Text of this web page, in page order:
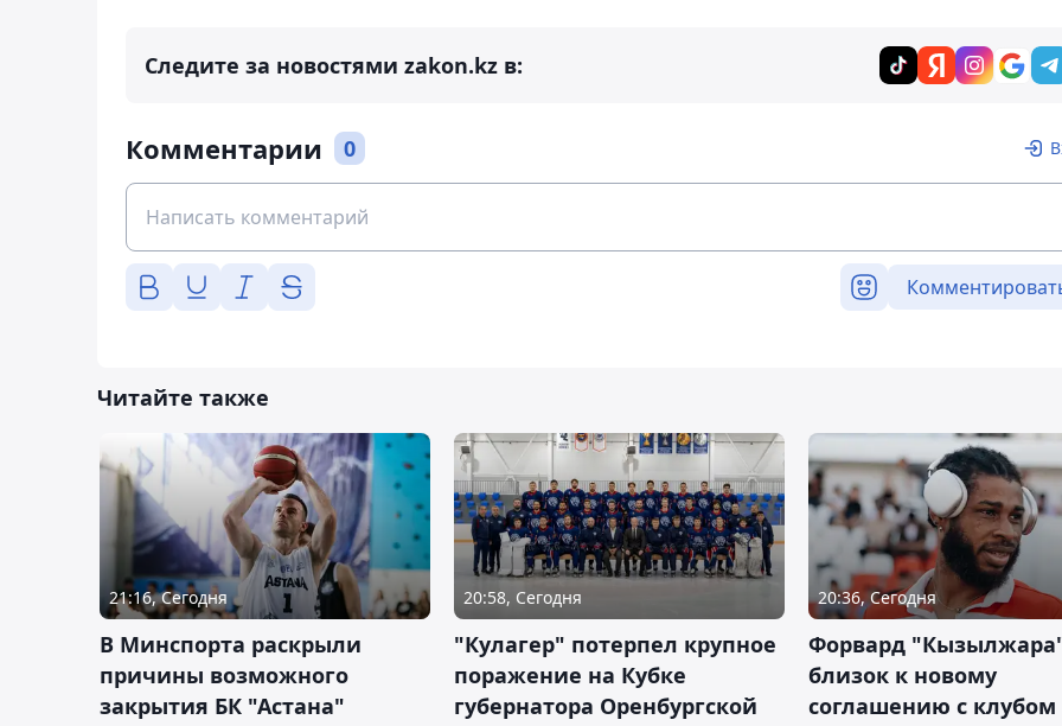
Следите за новостями zakon.kz в:
Комментарии 0
Читайте также
21:16, Сегодня
В Минспорта раскрыли
причины возможного
закрытия БК "Астана"
20:58, Сегодня
"Кулагер" потерпел крупное
поражение на Кубке
губернатора Оренбургской
20:36, Сегодня
Форвард
близок к новому
соглашению с клубом